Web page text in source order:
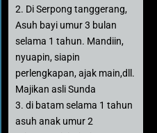
2. Di Serpong tanggerang,
Asuh bayi umur 3 bulan
selama 1 tahun. Mandiin,
nyuapin, siapin
perlengkapan, ajak main,dll.
Majikan asli Sunda
3. di batam selama 1 tahun
asuh anak umur 2